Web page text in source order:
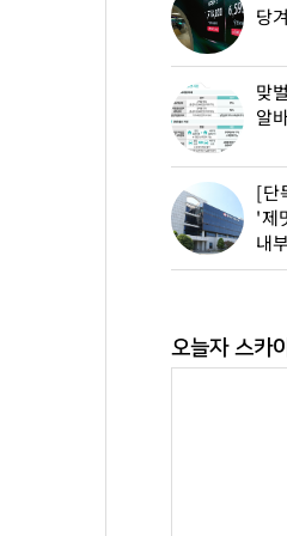
당
맞
알
[
'제
내
오늘자 스카